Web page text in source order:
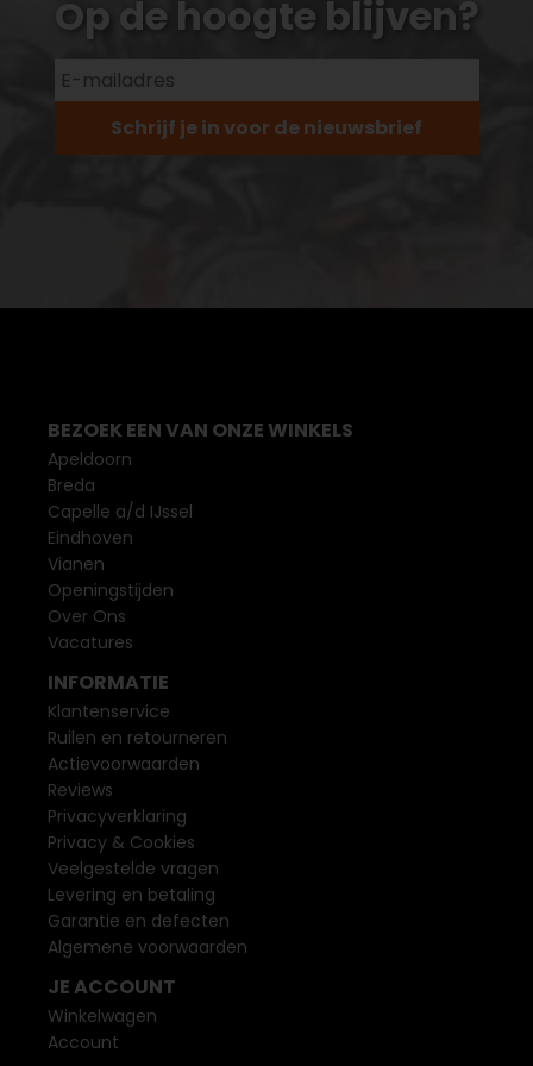
Op de hoogte blijven?
Schrijf je in voor de nieuwsbrief
BEZOEK EEN VAN ONZE WINKELS
Apeldoorn
Breda
Capelle a/d IJssel
Eindhoven
Vianen
Openingstijden
Over Ons
Vacatures
INFORMATIE
Klantenservice
Ruilen en retourneren
Actievoorwaarden
Reviews
Privacyverklaring
Privacy & Cookies
Veelgestelde vragen
Levering en betaling
Garantie en defecten
Algemene voorwaarden
JE ACCOUNT
Winkelwagen
Account